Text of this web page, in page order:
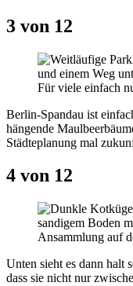
3 von 12
Für viele einfach
Berlin-Spandau ist
hängende
Städteplanung mal
4 von 12
Ansammlung auf
Unten sieht es dann halt
dass sie nicht nur